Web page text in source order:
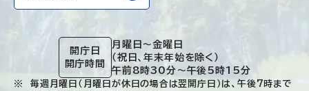
開庁日
開庁時間
月曜日～金曜日
（祝日、年末年始を除く）
午前8時30分～午後5時15分
毎週月曜日（月曜日が休日の場合は翌開庁日）は、午後7時まで